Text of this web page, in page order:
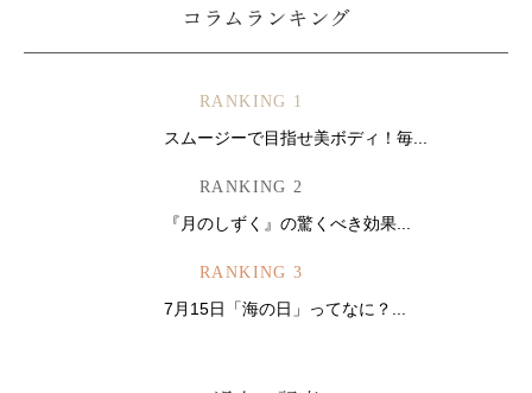
コラムランキング
RANKING 1
スムージーで目指せ美ボディ！毎...
RANKING 2
『月のしずく』の驚くべき効果...
RANKING 3
7月15日「海の日」ってなに？...